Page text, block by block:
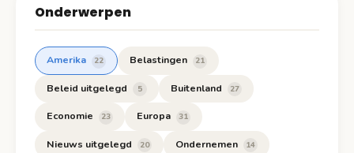
Onderwerpen
Amerika 22 Belastingen 21
Beleid uitgelegd 5 Buitenland 27
Economie 23 Europa 31
Nieuws uitgelegd 20 Ondernemen 14